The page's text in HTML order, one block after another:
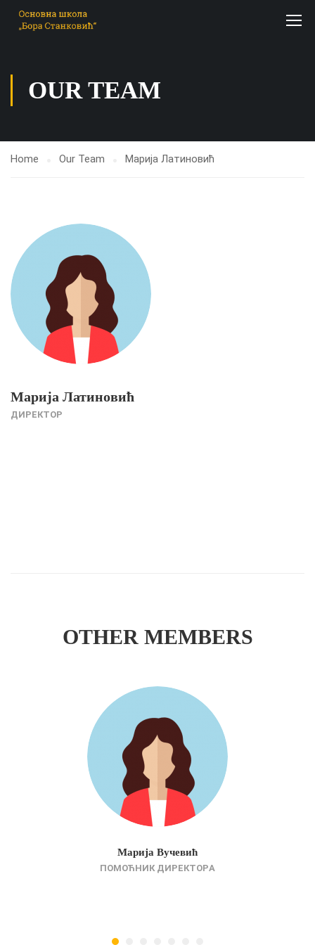
OUR TEAM
Home Our Team Марија Латиновић
Марија Латиновић
ДИРЕКТОР
OTHER MEMBERS
Марија Вучевић
ПОМОЋНИК ДИРЕКТОРA